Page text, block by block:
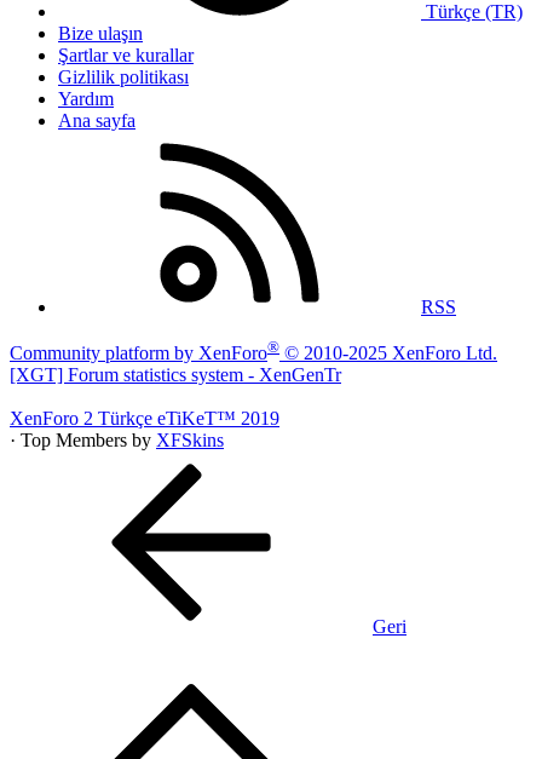
Türkçe (TR)
Bize ulaşın
Şartlar ve kurallar
Gizlilik politikası
Yardım
Ana sayfa
RSS
Community platform by XenForo® © 2010-2025 XenForo Ltd.
[XGT] Forum statistics system - XenGenTr
XenForo 2 Türkçe eTiKeT™ 2019
· Top Members by XFSkins
Geri